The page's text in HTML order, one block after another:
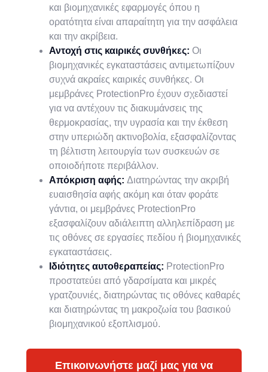
και βιομηχανικές εφαρμογές όπου η
ορατότητα είναι απαραίτητη για την ασφάλεια
και την ακρίβεια.
Αντοχή στις καιρικές συνθήκες:Οι
βιομηχανικές εγκαταστάσεις αντιμετωπίζουν
συχνά ακραίες καιρικές συνθήκες. Οι
μεμβράνες ProtectionPro έχουν σχεδιαστεί
για να αντέχουν τις διακυμάνσεις της
θερμοκρασίας, την υγρασία και την έκθεση
στην υπεριώδη ακτινοβολία, εξασφαλίζοντας
τη βέλτιστη λειτουργία των συσκευών σε
οποιοδήποτε περιβάλλον.
Απόκριση αφής:Διατηρώντας την ακριβή
ευαισθησία αφής ακόμη και όταν φοράτε
γάντια, οι μεμβράνες ProtectionPro
εξασφαλίζουν αδιάλειπτη αλληλεπίδραση με
τις οθόνες σε εργασίες πεδίου ή βιομηχανικές
εγκαταστάσεις.
Ιδιότητες αυτοθεραπείας: ProtectionPro
προστατεύει από γδαρσίματα και μικρές
γρατζουνιές, διατηρώντας τις οθόνες καθαρές
και διατηρώντας τη μακροζωία του βασικού
βιομηχανικού εξοπλισμού.
Επικοινωνήστε μαζί μας για να